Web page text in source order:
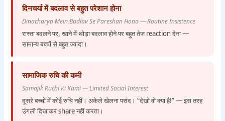
दिनचर्या में बदलाव से बहुत परेशान होना
Dinacharya Mein Badlav Se Pareshan Hona — Routine Insistence
रास्ता बदलने पर, खाने में थोड़ा बदलाव होने पर बहुत तेज reaction देना —
सामान्य बच्चों से बहुत ज्यादा।
सामाजिक रुचि की कमी
Samajik Ruchi Ki Kami — Limited Social Interest
दूसरे बच्चों में कोई रुचि नहीं। अकेले खेलना पसंद। “देखो वो क्या है!” — इस तरह
उंगली दिखाकर share नहीं करता।